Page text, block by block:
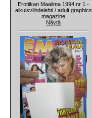
Erotiikan Maailma 1994 nr 1 -
aikuisviihdelehti / adult graphics
magazine
Näytä